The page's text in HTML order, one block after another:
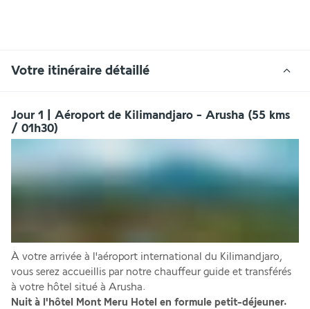
Votre itinéraire détaillé
Jour 1 | Aéroport de Kilimandjaro - Arusha (55 kms
/ 01h30)
À votre arrivée à l'aéroport international du Kilimandjaro,
vous serez accueillis par notre chauffeur guide et transférés
à votre hôtel situé à Arusha.
Nuit à l'hôtel Mont Meru Hotel en formule petit-déjeuner.